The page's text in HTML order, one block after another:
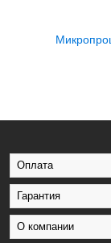
Оплата
Гарантия
О компании